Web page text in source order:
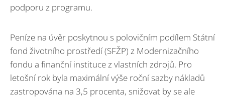
podporu z programu.
Peníze na úvěr poskytnou s polovičním podílem Státní
fond životního prostředí (SFŽP) z Modernizačního
fondu a finanční instituce z vlastních zdrojů. Pro
letošní rok byla maximální výše roční sazby nákladů
zastropována na 3,5 procenta, snižovat by se ale